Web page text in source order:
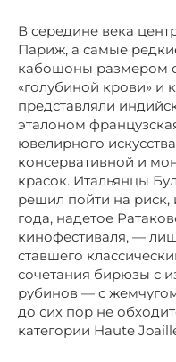
В середине века
Париж, а самые
кабошоны размером
«голубиной крови»
представляли
эталоном
ювелирного
консервативной и
красок. Итальянцы
решил пойти на риск,
года, надетое
кинофестиваля, —
ставшего
сочетания бирюзы с
рубинов — с
до сих пор не
категории Haute